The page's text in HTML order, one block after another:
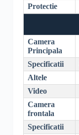
Protectie
Camera
Principala
Specificatii
Altele
Video
Camera
frontala
Specificatii